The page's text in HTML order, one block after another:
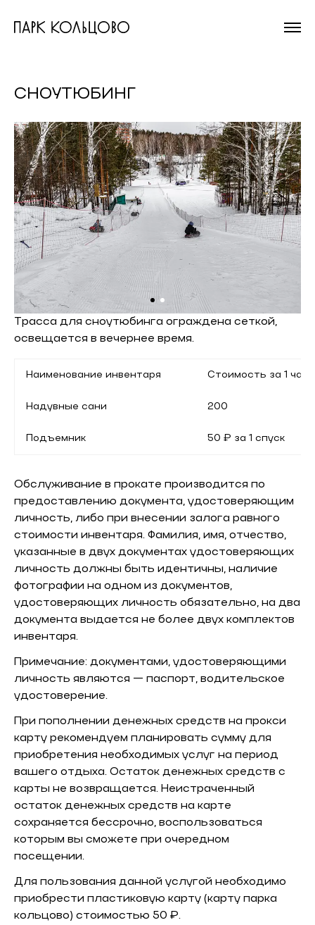
На главную
СНОУТЮБИНГ
Трасса для сноутюбинга ограждена сеткой,
освещается в вечернее время.
Наименование инвентаря Стоимость за 1 час
Надувные сани 200
Подъемник 50 ₽ за 1 спуск
Обслуживание в прокате производится по
предоставлению документа, удостоверяющим
личность, либо при внесении залога равного
стоимости инвентаря. Фамилия, имя, отчество,
указанные в двух документах удостоверяющих
личность должны быть идентичны, наличие
фотографии на одном из документов,
удостоверяющих личность обязательно, на два
документа выдается не более двух комплектов
инвентаря.
Примечание: документами, удостоверяющими
личность являются — паспорт, водительское
удостоверение.
При пополнении денежных средств на прокси
карту рекомендуем планировать сумму для
приобретения необходимых услуг на период
вашего отдыха. Остаток денежных средств с
карты не возвращается. Неистраченный
остаток денежных средств на карте
сохраняется бессрочно, воспользоваться
которым вы сможете при очередном
посещении.
Для пользования данной услугой необходимо
приобрести пластиковую карту (карту парка
кольцово) стоимостью 50 ₽.